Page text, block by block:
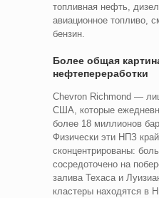
топливная нефть,
авиационное топливо,
бензин.
Более общая
нефтепереработки
Chevron Richmond —
США, которые
более 18 миллионов
Физически эти НПЗ
сконцентрированы:
сосредоточено на
залива Техаса и
кластеры находятся в